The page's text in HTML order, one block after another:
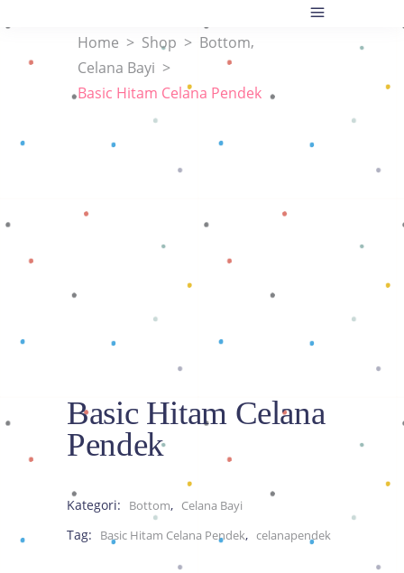
Home > Shop > Bottom,
Celana Bayi >
Basic Hitam Celana Pendek
Basic Hitam Celana
Pendek
Kategori: Bottom, Celana Bayi
Tag: Basic Hitam Celana Pendek, celanapendek